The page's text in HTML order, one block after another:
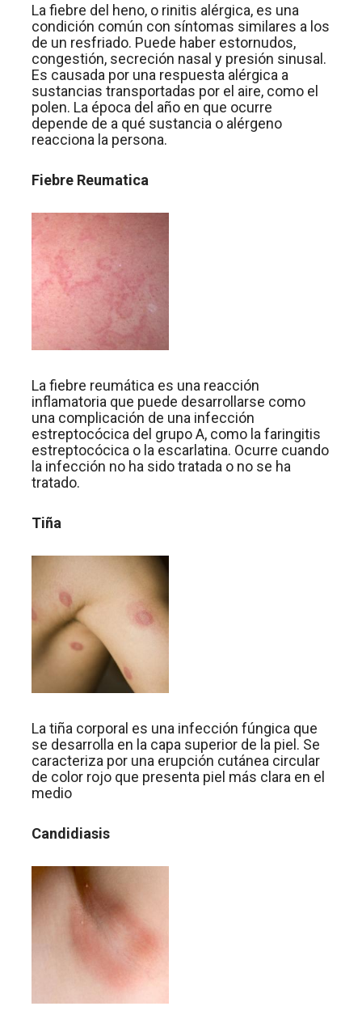
La fiebre del heno, o rinitis alérgica, es una
condición común con síntomas similares a los
de un resfriado. Puede haber estornudos,
congestión, secreción nasal y presión sinusal.
Es causada por una respuesta alérgica a
sustancias transportadas por el aire, como el
polen. La época del año en que ocurre
depende de a qué sustancia o alérgeno
reacciona la persona.
Fiebre Reumatica
La fiebre reumática es una reacción
inflamatoria que puede desarrollarse como
una complicación de una infección
estreptocócica del grupo A, como la faringitis
estreptocócica o la escarlatina. Ocurre cuando
la infección no ha sido tratada o no se ha
tratado.
Tiña
La tiña corporal es una infección fúngica que
se desarrolla en la capa superior de la piel. Se
caracteriza por una erupción cutánea circular
de color rojo que presenta piel más clara en el
medio
Candidiasis